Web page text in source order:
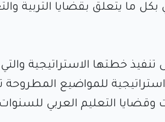
ما يتعلق بقضايا التربية
تنفيذ خطتها الاستراتيجية
للمواضيع المطروحة
التعليم العربي للسنوات